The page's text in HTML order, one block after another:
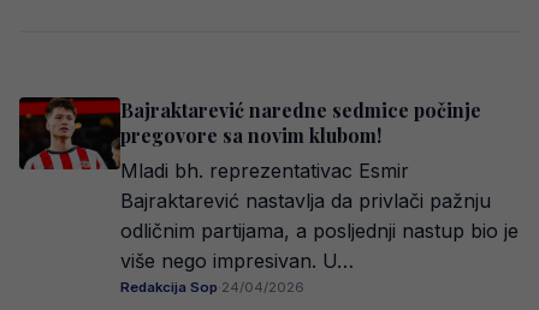
Bajraktarević naredne sedmice počinje
pregovore sa novim klubom!
Mladi bh. reprezentativac Esmir
Bajraktarević nastavlja da privlači pažnju
odličnim partijama, a posljednji nastup bio je
više nego impresivan. U…
Redakcija Sop·24/04/2026